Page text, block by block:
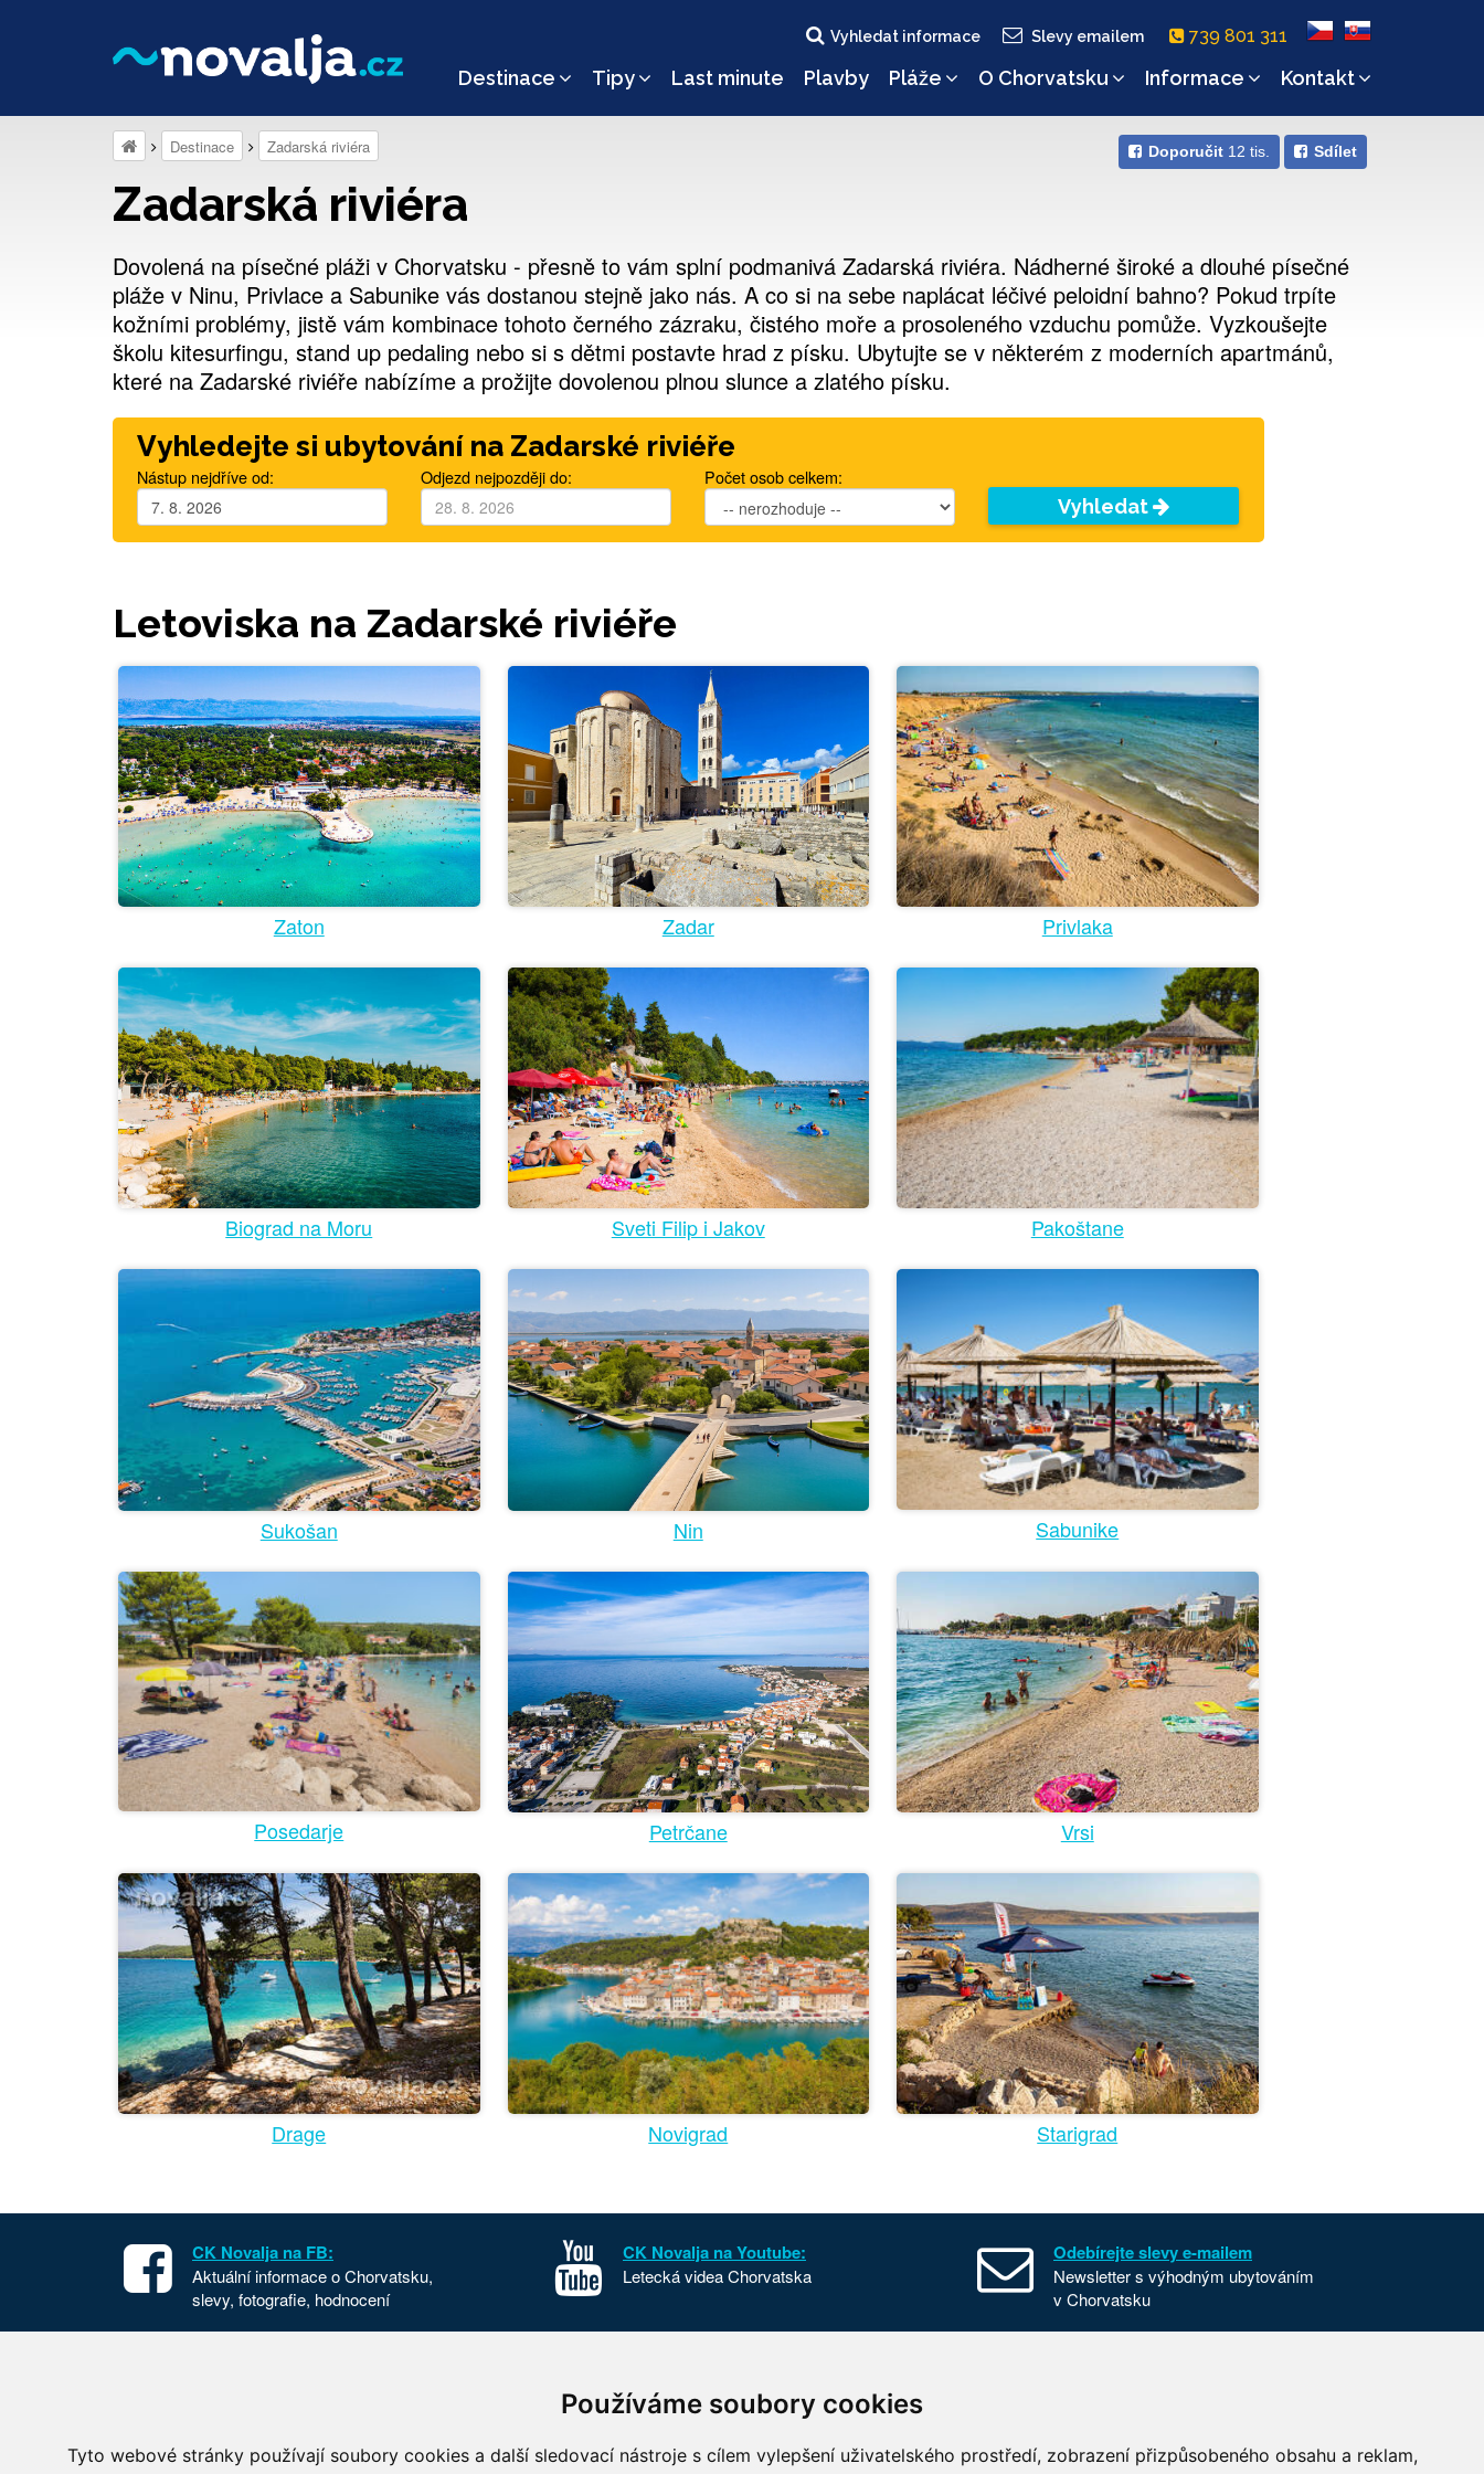
Používáme soubory cookies
Tyto webové stránky používají soubory cookies a další sledovací nástroje s cílem vylepšení uživatelského prostředí, zobrazení přizpůsobeného obsahu a reklam,
Vyhledat informace Slevy emailem 739 801 311
Destinace Tipy Last minute Plavby Pláže O Chorvatsku Informace Kontakt
Doporučit 12 tis. Sdílet
Destinace Zadarská riviéra
Zadarská riviéra
Dovolená na písečné pláži v Chorvatsku - přesně to vám splní podmanivá Zadarská riviéra. Nádherné široké a dlouhé písečné
pláže v Ninu, Privlace a Sabunike vás dostanou stejně jako nás. A co si na sebe naplácat léčivé peloidní bahno? Pokud trpíte
kožními problémy, jistě vám kombinace tohoto černého zázraku, čistého moře a prosoleného vzduchu pomůže. Vyzkoušejte
školu kitesurfingu, stand up pedaling nebo si s dětmi postavte hrad z písku. Ubytujte se v některém z moderních apartmánů,
které na Zadarské riviéře nabízíme a prožijte dovolenou plnou slunce a zlatého písku.
Vyhledejte si ubytování na Zadarské riviéře
Nástup nejdříve od: Odjezd nejpozději do:
Počet osob celkem:
Vyhledat
Letoviska na Zadarské riviéře
Zaton Zadar Privlaka
Biograd na Moru Sveti Filip i Jakov Pakoštane
Sukošan Nin Sabunike
Posedarje Petrčane Vrsi
Drage Novigrad Starigrad
CK Novalja na FB:
Aktuální informace o Chorvatsku,
slevy, fotografie, hodnocení
CK Novalja na Youtube:
Letecká videa Chorvatska
Odebírejte slevy e-mailem
Newsletter s výhodným ubytováním
v Chorvatsku
Ubytování Chorvatsko
Cesta do Chorvatska
Národní parky Chorvatska
O nás
FKSP
Používání cookies